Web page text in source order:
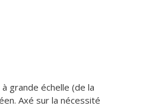
grande échelle (de la
Axé sur la nécessité